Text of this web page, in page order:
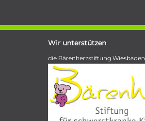
Wir unterstützen
die Bärenherzstiftung Wiesbaden